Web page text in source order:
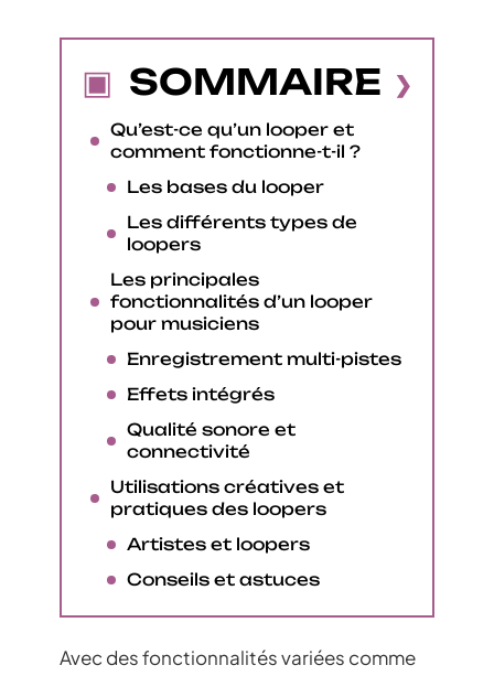
SOMMAIRE
Qu’est-ce qu’un looper et
comment fonctionne-t-il ?
Les bases du looper
Les différents types de
loopers
Les principales
fonctionnalités d’un looper
pour musiciens
Enregistrement multi-pistes
Effets intégrés
Qualité sonore et
connectivité
Utilisations créatives et
pratiques des loopers
Artistes et loopers
Conseils et astuces
Avec des fonctionnalités variées comme